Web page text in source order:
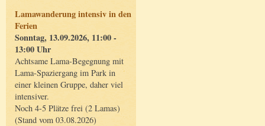
Lamawanderung intensiv in den
Ferien
Sonntag, 13.09.2026, 11:00 -
13:00 Uhr
Achtsame Lama-Begegnung mit
Lama-Spaziergang im Park in
einer kleinen Gruppe, daher viel
intensiver.
Noch 4-5 Plätze frei (2 Lamas)
(Stand vom 03.08.2026)